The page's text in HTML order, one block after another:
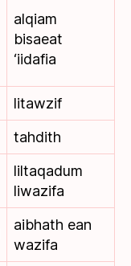
alqiam
bisaeat
‘iidafia
litawzif
tahdith
liltaqadum
liwazifa
aibhath ean
wazifa